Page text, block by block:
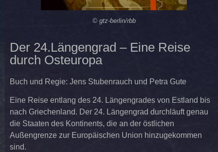
© gtz-berlin/rbb
Der 24.Längengrad – Eine Reise
durch Osteuropa
Buch und Regie: Jens Stubenrauch und Petra Gute
Eine Reise entlang des 24. Längengrades von Estland bis
nach Griechenland. Der 24. Längengrad durchläuft genau
die Staaten des Kontinents, die an der östlichen
Außengrenze zur Europäischen Union hinzugekommen
sind.